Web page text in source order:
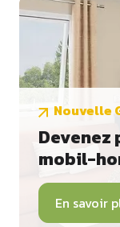
Nouvelle
mobil-
En savoir